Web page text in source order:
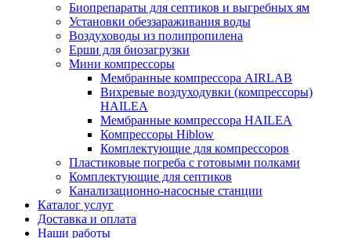
Биопрепараты для септиков и выгребных ям
Установки обеззараживания воды
Воздуховоды из полипропилена
Ерши для биозагрузки
Мини компрессоры
Мембранные компрессора AIRLAB
Вихревые воздуходувки (компрессоры)
HAILEA
Мембранные компрессора HAILEA
Компрессоры Hiblow
Комплектующие для компрессоров
Пластиковые погреба с готовыми полками
Комплектующие для септиков
Канализационно-насосные станции
Каталог услуг
Доставка и оплата
Наши работы